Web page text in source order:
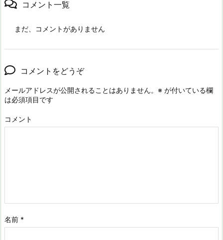
コメント一覧
まだ、コメントがありません
コメントをどうぞ
メールアドレスが公開されることはありません。 ※ が付いている欄
は必須項目です
コメント
名前 *